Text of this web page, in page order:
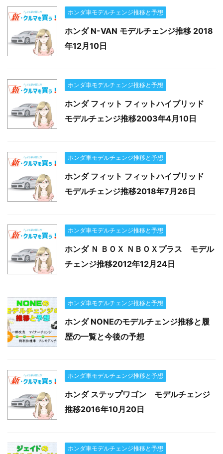
ホンダ車モデルチェンジ推移と予想
ホンダ N-VAN モデルチェンジ推移 2018
年12月10日
ホンダ車モデルチェンジ推移と予想
ホンダ フィット フィットハイブリッド
モデルチェンジ推移2003年4月10日
ホンダ車モデルチェンジ推移と予想
ホンダ フィット フィットハイブリッド
モデルチェンジ推移2018年7月26日
ホンダ車モデルチェンジ推移と予想
ホンダ Ｎ ＢＯＸ ＮＢＯＸプラス モデル
チェンジ推移2012年12月24日
ホンダ車モデルチェンジ推移と予想
ホンダ NONEのモデルチェンジ推移と履
歴の一覧と今後の予想
ホンダ車モデルチェンジ推移と予想
ホンダ ステップワゴン モデルチェンジ
推移2016年10月20日
ホンダ車モデルチェンジ推移と予想